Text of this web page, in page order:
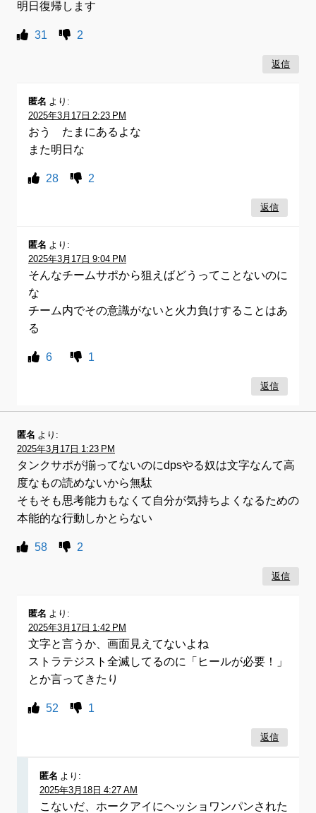
明日復帰します
31 2
返信
匿名 より:
2025年3月17日 2:23 PM
おう たまにあるよな
また明日な
28 2
返信
匿名 より:
2025年3月17日 9:04 PM
そんなチームサポから狙えばどうってことないのに
な
チーム内でその意識がないと火力負けすることはあ
る
6 1
返信
匿名 より:
2025年3月17日 1:23 PM
タンクサポが揃ってないのにdpsやる奴は文字なんて高
度なもの読めないから無駄
そもそも思考能力もなくて自分が気持ちよくなるための
本能的な行動しかとらない
58 2
返信
匿名 より:
2025年3月17日 1:42 PM
文字と言うか、画面見えてないよね
ストラテジスト全滅してるのに「ヒールが必要！」
とか言ってきたり
52 1
返信
匿名 より:
2025年3月18日 4:27 AM
こないだ、ホークアイにヘッショワンパンされた